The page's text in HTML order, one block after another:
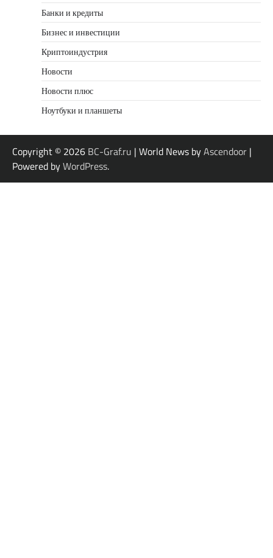
Банки и кредиты
Бизнес и инвестиции
Криптоиндустрия
Новости
Новости плюс
Ноутбуки и планшеты
Copyright © 2026 BC-Graf.ru | World News byAscendoor |
Powered byWordPress.